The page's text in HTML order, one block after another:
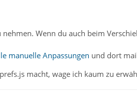
Wenn du auch beim
manuelle Anpassungen und dort
macht, wage ich kaum zu